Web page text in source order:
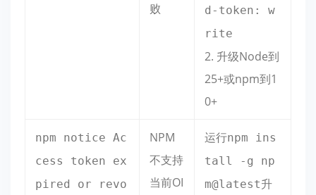
败
d-token: w
rite
2. 升级Node到
25+或npm到1
0+
npm notice Ac
cess token ex
pired or revo
NPM
不支持
当前OI
运行npm ins
tall -g np
m@latest升